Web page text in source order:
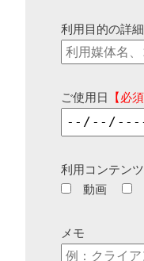
利用目的の詳細
ご使用日 【必須
利用コンテン
動画
メモ